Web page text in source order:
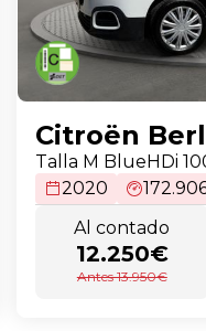
Citroën
Talla M BlueHDi
2020
Al contado
12.250€
Antes 13.950€